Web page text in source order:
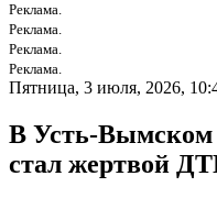
Реклама.
Реклама.
Реклама.
Реклама.
Пятница, 3 июля, 2026,
В Усть-Вымском
стал жертвой